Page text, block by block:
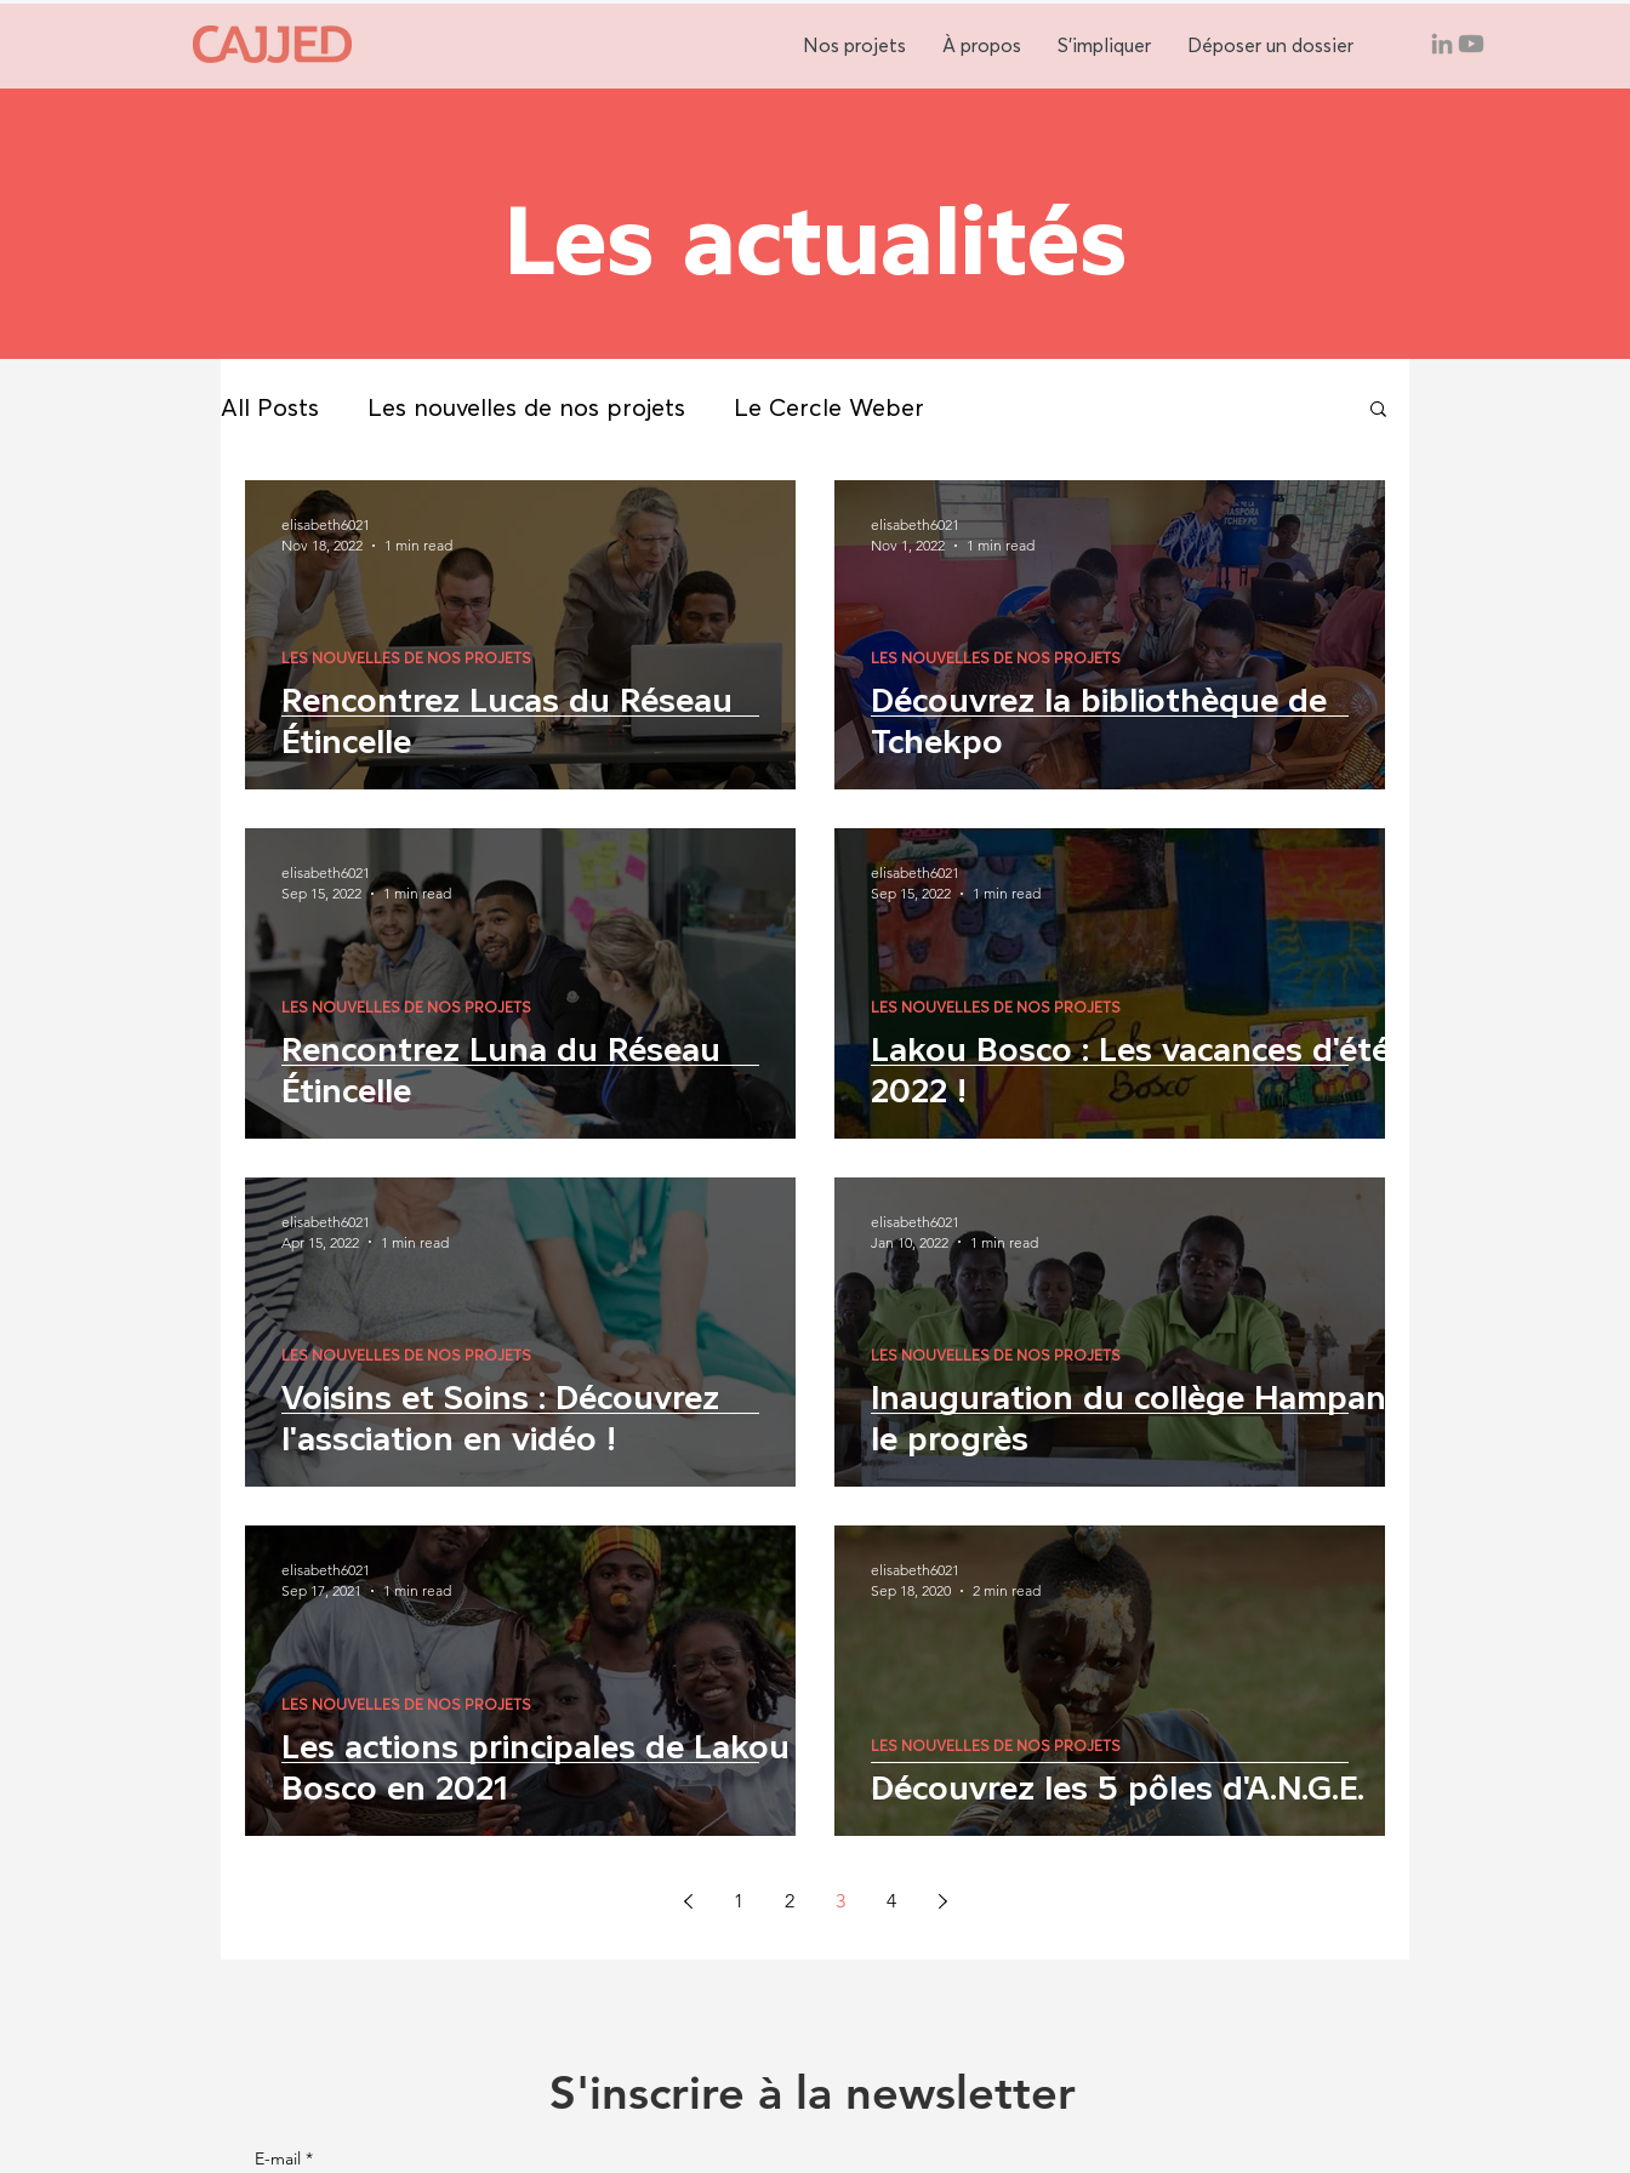
Nos projets À propos S'impliquer Déposer un dossier
Les actualités
All Posts Les nouvelles de nos projets Le Cercle Weber
Rencontrez Lucas du Réseau
Étincelle
LES NOUVELLES DE NOS PROJETS
elisabeth6021
Nov 18, 2022
1 min read
Découvrez la bibliothèque de
Tchekpo
LES NOUVELLES DE NOS PROJETS
elisabeth6021
Nov 1, 2022
1 min read
Rencontrez Luna du Réseau
Étincelle
LES NOUVELLES DE NOS PROJETS
elisabeth6021
Sep 15, 2022
1 min read
Lakou Bosco : Les vacances d'été
2022 !
LES NOUVELLES DE NOS PROJETS
elisabeth6021
Sep 15, 2022
1 min read
Voisins et Soins : Découvrez
l'assciation en vidéo !
LES NOUVELLES DE NOS PROJETS
elisabeth6021
Apr 15, 2022
1 min read
Inauguration du collège Hampanli,
le progrès
LES NOUVELLES DE NOS PROJETS
elisabeth6021
Jan 10, 2022
1 min read
Les actions principales de Lakou
Bosco en 2021
LES NOUVELLES DE NOS PROJETS
elisabeth6021
Sep 17, 2021
1 min read
Découvrez les 5 pôles d'A.N.G.E.
LES NOUVELLES DE NOS PROJETS
elisabeth6021
Sep 18, 2020
2 min read
1 2 3 4
S'inscrire à la newsletter
E-mail